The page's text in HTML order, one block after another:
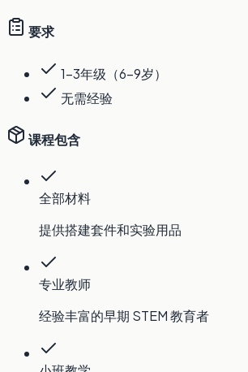
要求
1-3年级（6-9岁）
无需经验
课程包含
全部材料
提供搭建套件和实验用品
专业教师
经验丰富的早期 STEM 教育者